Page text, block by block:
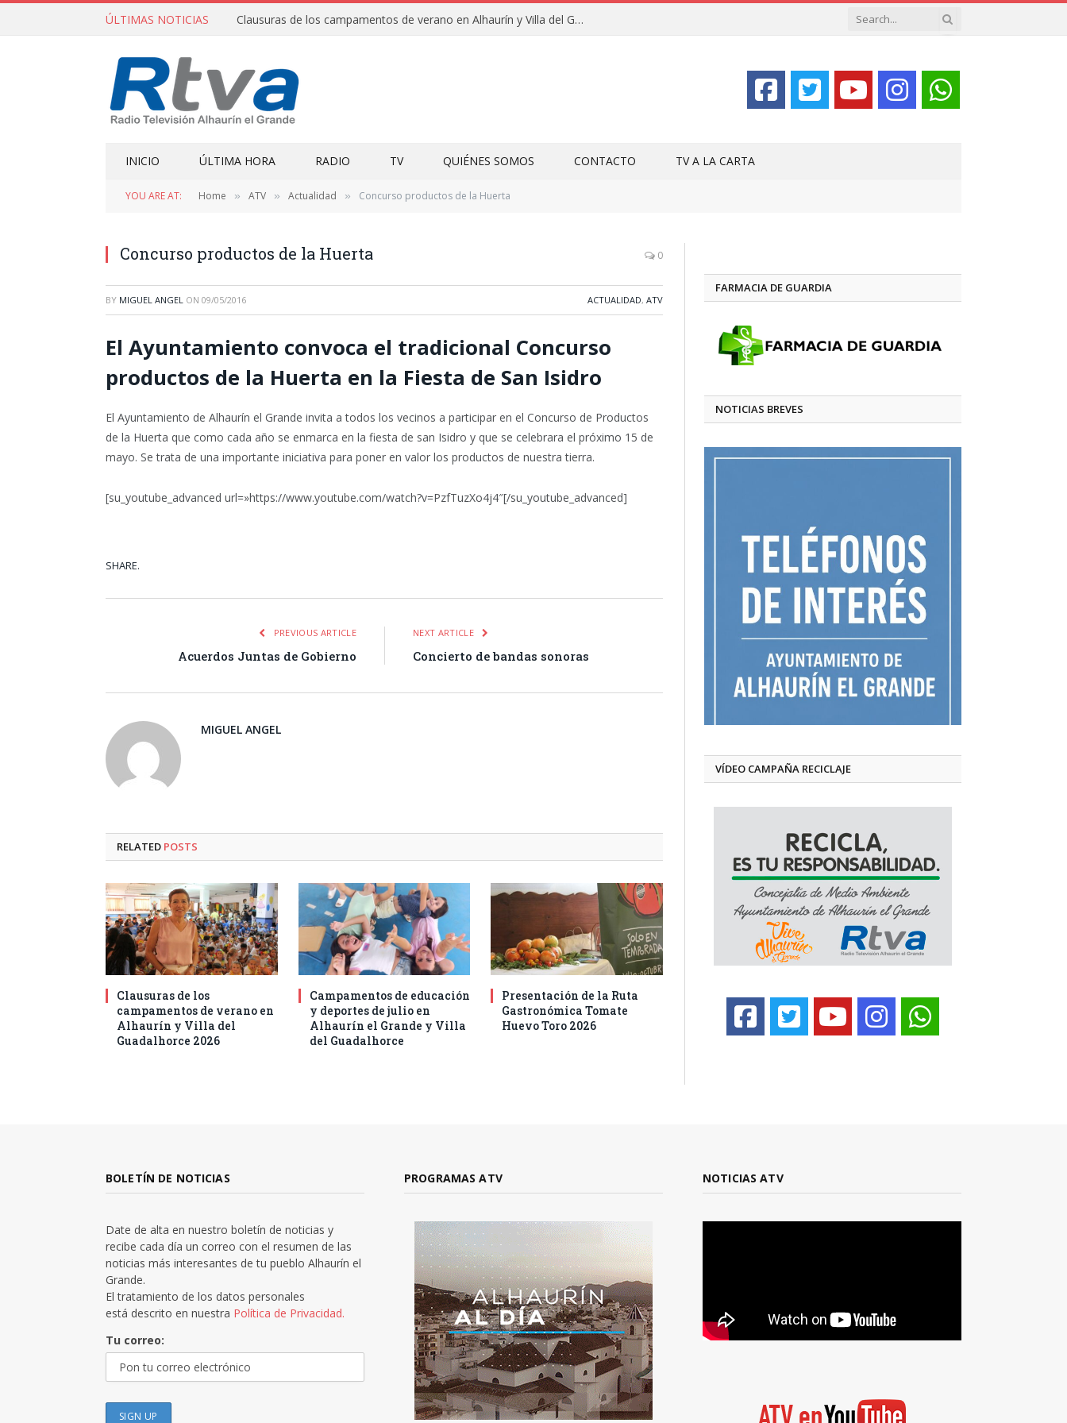
ÚLTIMAS NOTICIAS Clausuras de los campamentos de verano en Alhaurín y Villa del Guadalhorce 2026
INICIO ÚLTIMA HORA RADIO TV QUIÉNES SOMOS CONTACTO TV A LA CARTA
YOU ARE AT: Home » ATV » Actualidad » Concurso productos de la Huerta
Concurso productos de la Huerta 0
BY MIGUEL ANGEL ON 09/05/2016 ACTUALIDAD, ATV
El Ayuntamiento convoca el tradicional Concurso
productos de la Huerta en la Fiesta de San Isidro
El Ayuntamiento de Alhaurín el Grande invita a todos los vecinos a participar en el Concurso de Productos
de la Huerta que como cada año se enmarca en la fiesta de san Isidro y que se celebrara el próximo 15 de
mayo. Se trata de una importante iniciativa para poner en valor los productos de nuestra tierra.
[su_youtube_advanced url=»https://www.youtube.com/watch?v=PzfTuzXo4j4″[/su_youtube_advanced]
SHARE.
PREVIOUS ARTICLE
Acuerdos Juntas de Gobierno
NEXT ARTICLE
Concierto de bandas sonoras
MIGUEL ANGEL
RELATED POSTS
Clausuras de los
campamentos de verano en
Alhaurín y Villa del
Guadalhorce 2026
Campamentos de educación
y deportes de julio en
Alhaurín el Grande y Villa
del Guadalhorce
Presentación de la Ruta
Gastronómica Tomate
Huevo Toro 2026
FARMACIA DE GUARDIA
NOTICIAS BREVES
VÍDEO CAMPAÑA RECICLAJE
BOLETÍN DE NOTICIAS
Date de alta en nuestro boletín de noticias y
recibe cada día un correo con el resumen de las
noticias más interesantes de tu pueblo Alhaurín el
Grande.
El tratamiento de los datos personales
está descrito en nuestra Política de Privacidad.
Tu correo:
PROGRAMAS ATV NOTICIAS ATV